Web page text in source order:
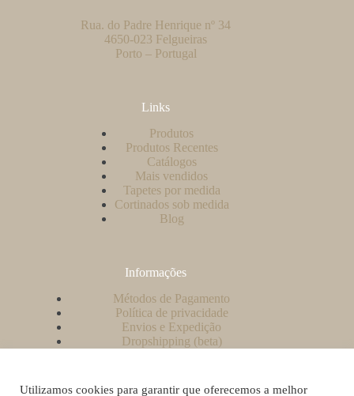
Rua. do Padre Henrique nº 34
4650-023 Felgueiras
Porto – Portugal
Links
Produtos
Produtos Recentes
Catálogos
Mais vendidos
Tapetes por medida
Cortinados sob medida
Blog
Informações
Métodos de Pagamento
Política de privacidade
Envios e Expedição
Dropshipping (beta)
Como criar uma conta no nosso website?
Utilizamos cookies para garantir que oferecemos a melhor